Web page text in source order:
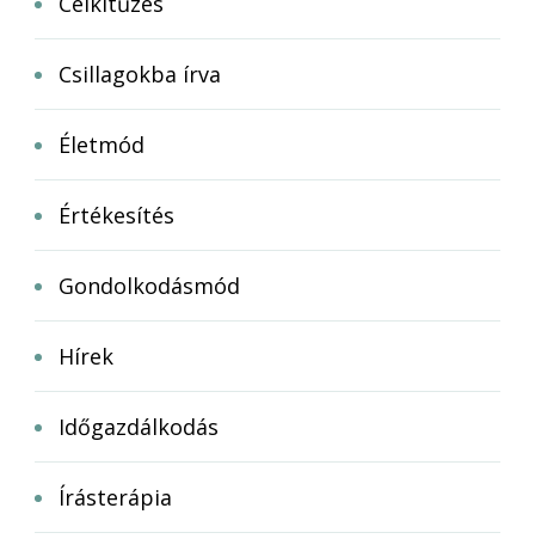
Csillagokba írva
Életmód
Értékesítés
Gondolkodásmód
Hírek
Időgazdálkodás
Írásterápia